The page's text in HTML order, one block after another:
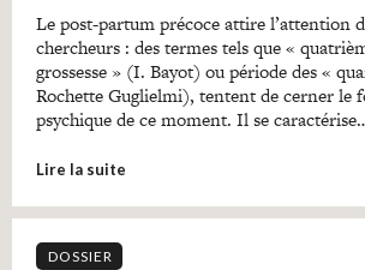
Le post-partum précoce attire l’attention
chercheurs : des termes tels que «
grossesse » (I. Bayot) ou période des «
Rochette Guglielmi), tentent de cerner le
psychique de ce moment. Il se
Lire la suite
DOSSIER